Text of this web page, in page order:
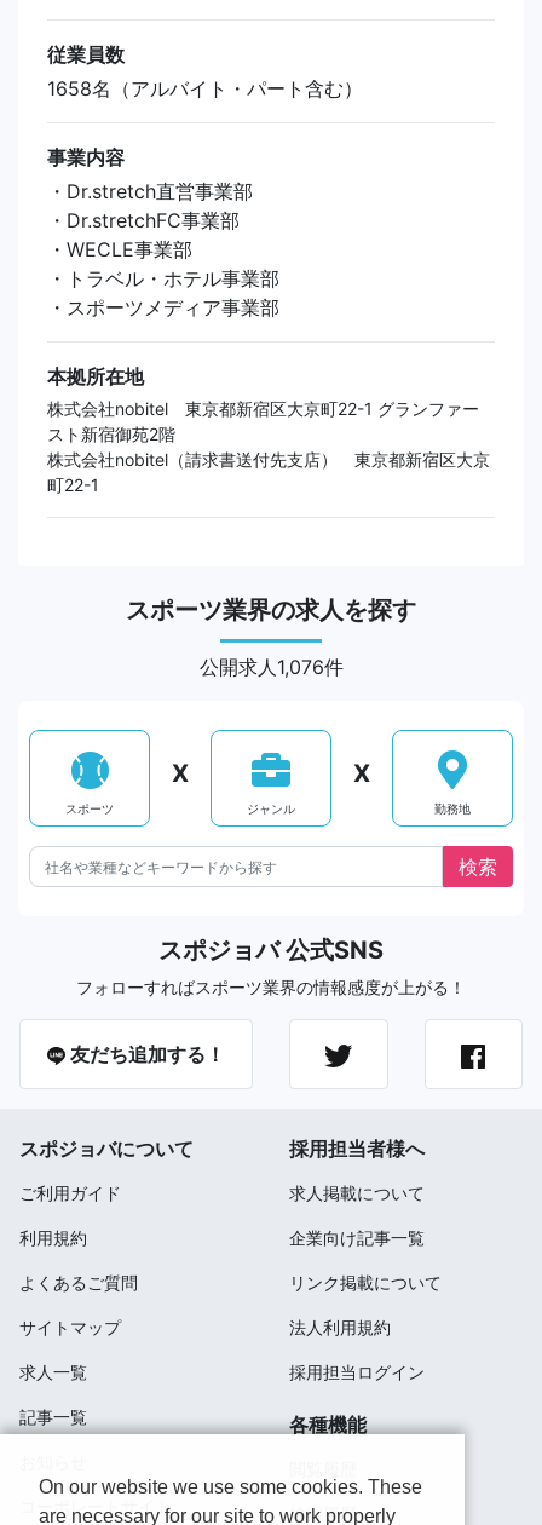
従業員数
1658名（アルバイト・パート含む）
事業内容
・Dr.stretch直営事業部
・Dr.stretchFC事業部
・WECLE事業部
・トラベル・ホテル事業部
・スポーツメディア事業部
本拠所在地
株式会社nobitel 東京都新宿区大京町22-1 グランファー
スト新宿御苑2階
株式会社nobitel（請求書送付先支店） 東京都新宿区大京
町22-1
スポーツ業界の求人を探す
公開求人1,076件
スポーツ
X
ジャンル
X
勤務地
スポジョバ 公式SNS
フォローすればスポーツ業界の情報感度が上がる！
友だち追加する！
スポジョバについて
ご利用ガイド
利用規約
よくあるご質問
サイトマップ
求人一覧
記事一覧
コーポレートサイト
採用担当者様へ
求人掲載について
企業向け記事一覧
リンク掲載について
法人利用規約
採用担当ログイン
各種機能
検索履歴
On our website we use some cookies. These
are necessary for our site to work properly